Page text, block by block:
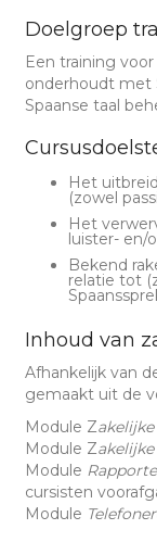
Doelgroep
Een training
onderhoudt met
Spaanse taal
Het
(zowel
Het
luister- en/
Bekend
relatie tot
Inhoud van
Afhankelijk van
gemaakt uit de
Module Z
Module Z
Module
cursisten
Module